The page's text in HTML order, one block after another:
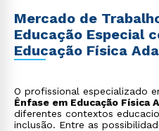
Mercado de
Educação Especial
Educação Física
O profissional especializado
Ênfase em Educação Física
diferentes contextos
inclusão. Entre as